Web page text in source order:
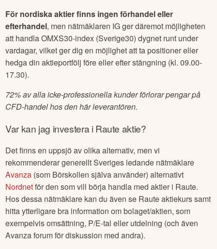
För nordiska aktier finns ingen förhandel eller
efterhandel, men nätmäklaren IG ger däremot möjligheten
att handla OMXS30-index (Sverige30) dygnet runt under
vardagar, vilket ger dig en möjlighet att ta positioner eller
hedga din aktieportfölj före eller efter stängning (kl. 09.00-
17.30).
72% av alla icke-professionella kunder förlorar pengar på
CFD-handel hos den här leverantören.
Var kan jag investera iRaute aktie?
Det finns en uppsjö av olika alternativ, men vi
rekommenderar generellt Sveriges ledande nätmäklare
Avanza (som Börskollen själva använder) alternativt
Nordnetför den som vill börja handla med aktier i Raute.
Hos dessa nätmäklare kan du även se Rauteaktiekurs samt
hitta ytterligare bra information om bolaget/aktien, som
exempelvis omsättning, P/E-tal eller utdelning (och även
Avanza forum för diskussion med andra).